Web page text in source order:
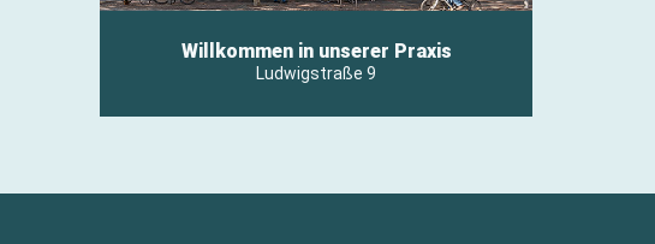
Willkommen in unserer Praxis
Ludwigstraße 9